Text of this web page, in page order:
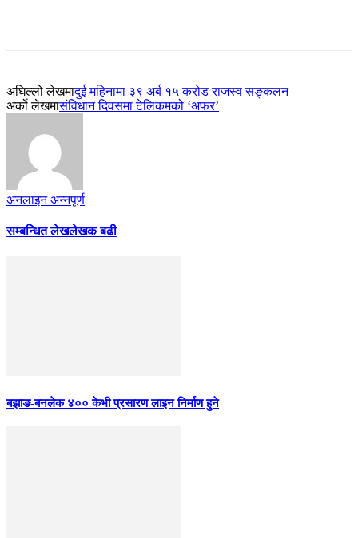
अघिल्लो लेखमादुई महिनामा ३९ अर्ब १५ करोड राजस्व सङ्कलन
अर्को लेखमासंविधान दिवसमा टेलिकमको ‘अफर’
अनलाइन अन्नपूर्ण
सम्बन्धित लेखलेखक बढी
बझाङ-बनलेक ४०० केभी प्रसारण लाइन निर्माण हुने